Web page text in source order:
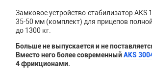
Замковое устройство-стабилизатор АКS
35-50 мм (комплект) для прицепов
до 1300 кг.
Больше не выпускается и не
Вместо него более современныйAKS
4 фрикционами.